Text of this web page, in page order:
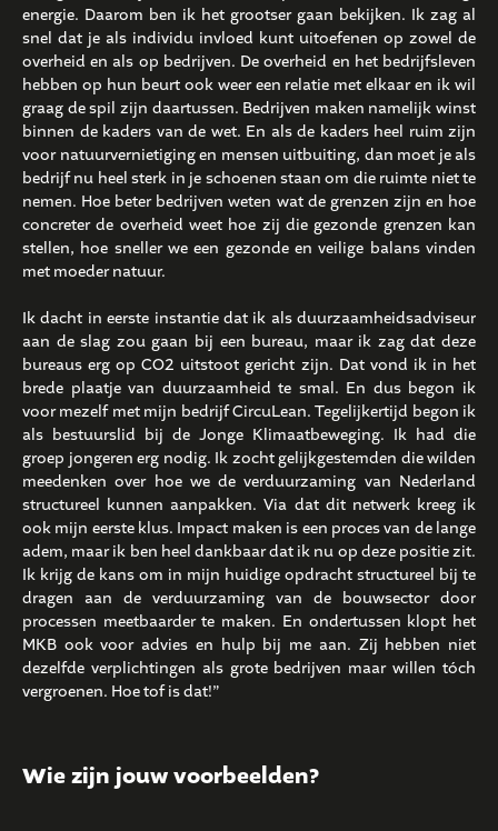
energie. Daarom ben ik het grootser gaan bekijken. Ik zag al
snel dat je als individu invloed kunt uitoefenen op zowel de
overheid en als op bedrijven. De overheid en het bedrijfsleven
hebben op hun beurt ook weer een relatie met elkaar en ik wil
graag de spil zijn daartussen. Bedrijven maken namelijk winst
binnen de kaders van de wet. En als de kaders heel ruim zijn
voor natuurvernietiging en mensen uitbuiting, dan moet je als
bedrijf nu heel sterk in je schoenen staan om die ruimte niet te
nemen. Hoe beter bedrijven weten wat de grenzen zijn en hoe
concreter de overheid weet hoe zij die gezonde grenzen kan
stellen, hoe sneller we een gezonde en veilige balans vinden
met moeder natuur.
Ik dacht in eerste instantie dat ik als duurzaamheidsadviseur
aan de slag zou gaan bij een bureau, maar ik zag dat deze
bureaus erg op CO2 uitstoot gericht zijn. Dat vond ik in het
brede plaatje van duurzaamheid te smal. En dus begon ik
voor mezelf met mijn bedrijf CircuLean. Tegelijkertijd begon ik
als bestuurslid bij de Jonge Klimaatbeweging. Ik had die
groep jongeren erg nodig. Ik zocht gelijkgestemden die wilden
meedenken over hoe we de verduurzaming van Nederland
structureel kunnen aanpakken. Via dat dit netwerk kreeg ik
ook mijn eerste klus. Impact maken is een proces van de lange
adem, maar ik ben heel dankbaar dat ik nu op deze positie zit.
Ik krijg de kans om in mijn huidige opdracht structureel bij te
dragen aan de verduurzaming van de bouwsector door
processen meetbaarder te maken. En ondertussen klopt het
MKB ook voor advies en hulp bij me aan. Zij hebben niet
dezelfde verplichtingen als grote bedrijven maar willen tóch
vergroenen. Hoe tof is dat!”
Wie zijn jouw voorbeelden?